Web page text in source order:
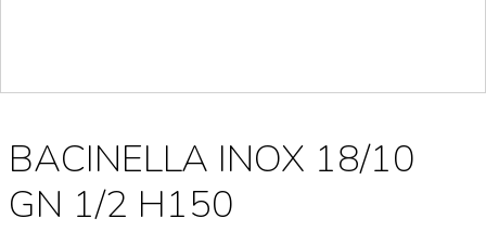
BACINELLA INOX 18/10
GN 1/2 H150